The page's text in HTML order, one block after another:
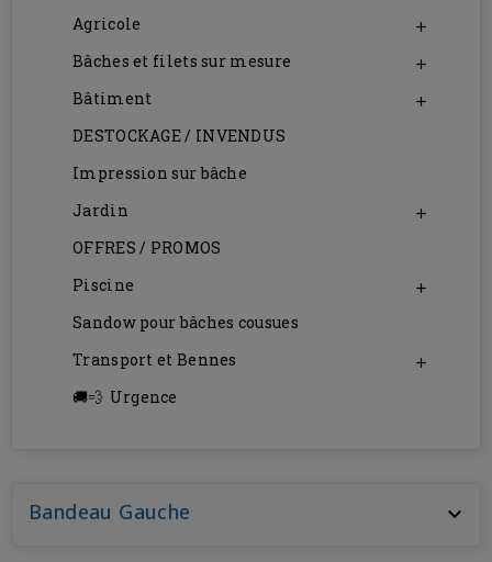
Agricole 
Bâches et filets sur mesure 
Bâtiment 
DESTOCKAGE / INVENDUS
Impression sur bâche
Jardin

OFFRES / PROMOS
Piscine

Sandow pour bâches cousues
Transport et Bennes

Urgence
Bandeau Gauche 